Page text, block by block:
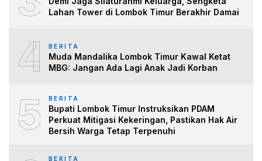
Lahan Tower di Lombok Timur Berakhir Damai
4 BERITA
Muda Mandalika Lombok Timur Kawal Ketat
MBG: Jangan Ada Lagi Anak Jadi Korban
5 BERITA
Bupati Lombok Timur Instruksikan PDAM
Perkuat Mitigasi Kekeringan, Pastikan Hak Air
Bersih Warga Tetap Terpenuhi
BERITA